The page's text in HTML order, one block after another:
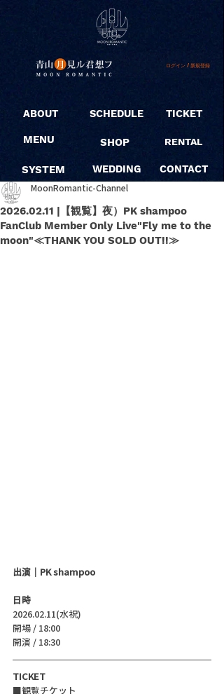
ログイン / 新規登録
ABOUT
MENU
SYSTEM
SCHEDULE
SHOP
WEDDING
TICKET
RENTAL
CONTACT
2026.02.11 |【観覧】夜）PK shampoo
FanClub Member Only Live"Fly me to the
moon"≪THANK YOU SOLD OUT!!≫
MoonRomantic-Channel
出演｜PK shampoo
日時
2026.02.11(水祝)
開場 / 18:00
開演 / 18:30
TICKET
■観覧チケット